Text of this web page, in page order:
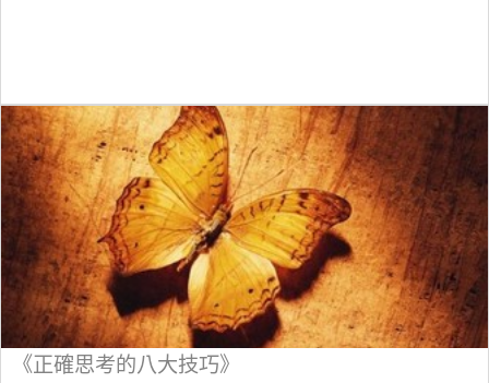
《正確思考的八大技巧》